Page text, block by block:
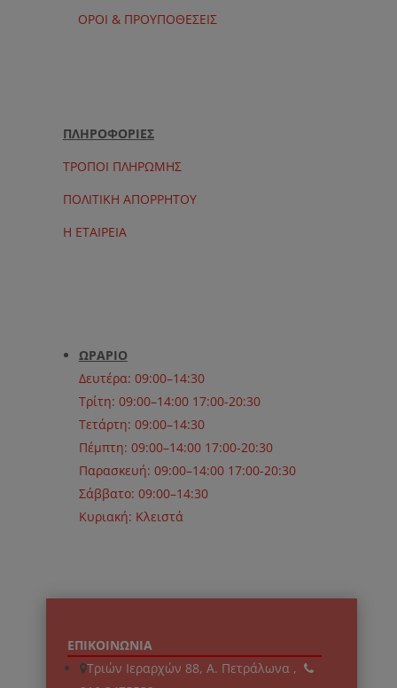
ΟΡΟΙ & ΠΡΟΥΠΟΘΕΣΕΙΣ
ΠΛΗΡΟΦΟΡΙΕΣ
ΤΡΟΠΟΙ ΠΛΗΡΩΜΗΣ
ΠΟΛΙΤΙΚΗ ΑΠΟΡΡΗΤΟΥ
Η ΕΤΑΙΡΕΙΑ
ΩΡΑΡΙΟ
Δευτέρα: 09:00–14:30
Τρίτη: 09:00–14:00 17:00-20:30
Τετάρτη: 09:00–14:30
Πέμπτη: 09:00–14:00 17:00-20:30
Παρασκευή: 09:00–14:00 17:00-20:30
Σάββατο: 09:00–14:30
Κυριακή: Κλειστά
ΕΠΙΚΟΙΝΩΝΙΑ
Τριών Ιεραρχών 88, Α. Πετράλωνα ,